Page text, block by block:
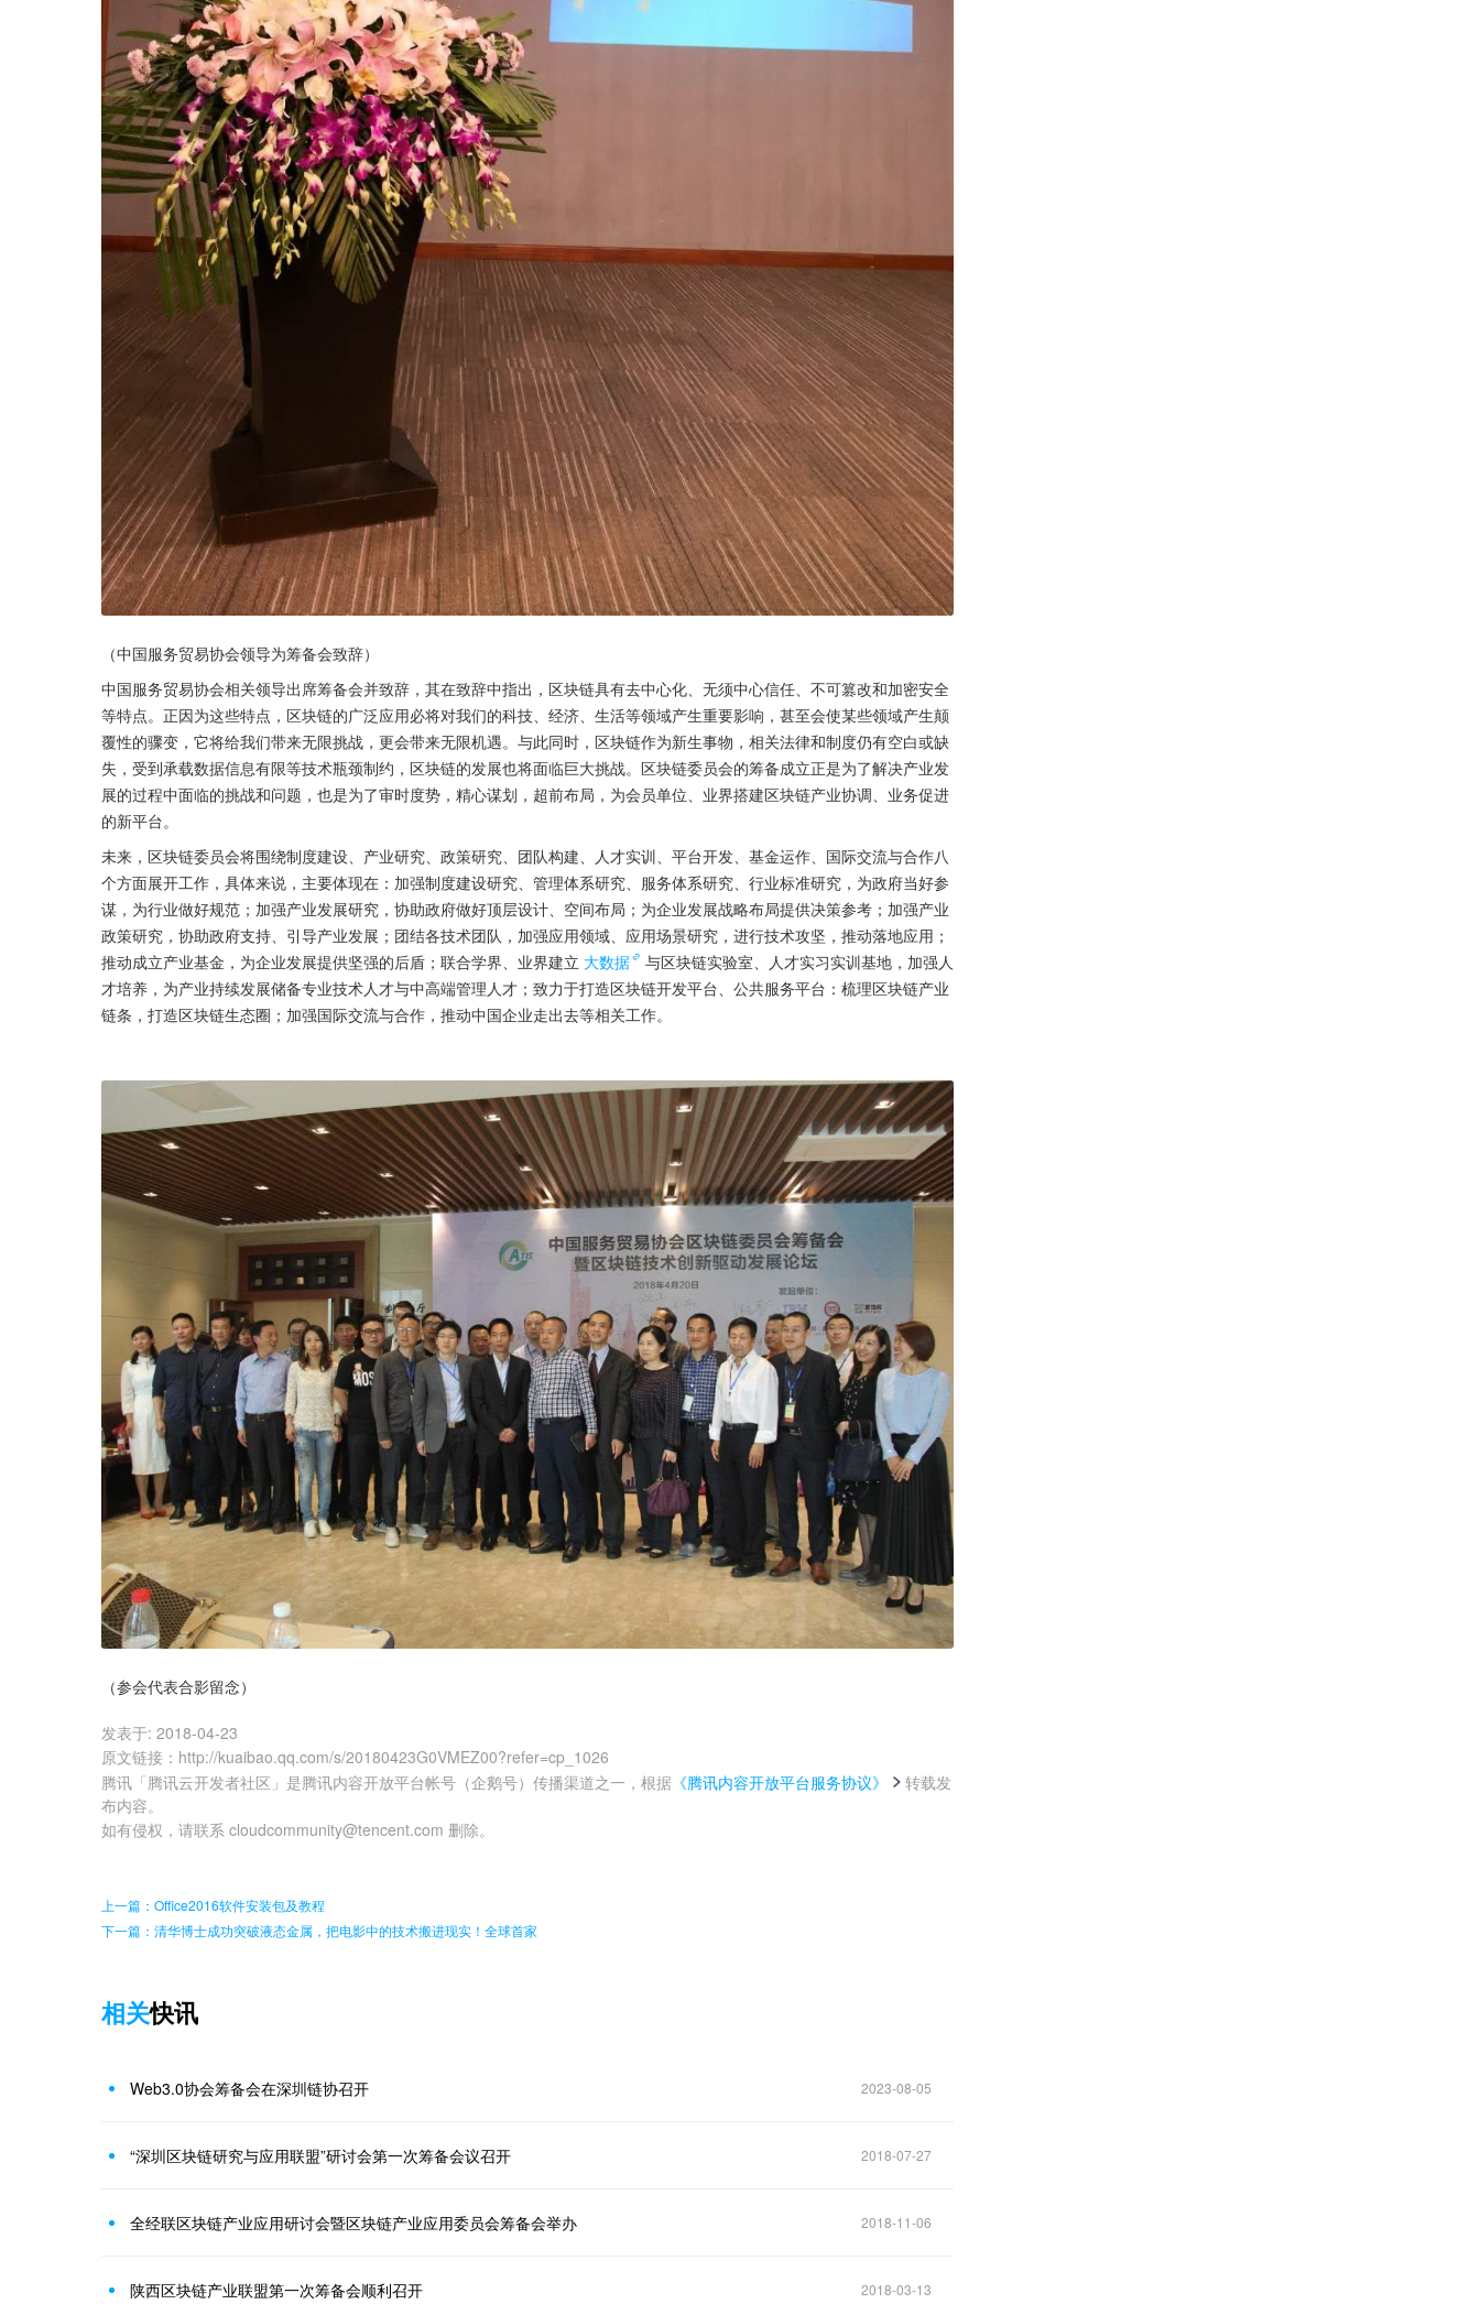
（中国服务贸易协会领导为筹备会致辞）
中国服务贸易协会相关领导出席筹备会并致辞，其在致辞中指出，区块链具有去中心化、无须中心信任、不可篡改和加密安全
等特点。正因为这些特点，区块链的广泛应用必将对我们的科技、经济、生活等领域产生重要影响，甚至会使某些领域产生颠
覆性的骤变，它将给我们带来无限挑战，更会带来无限机遇。与此同时，区块链作为新生事物，相关法律和制度仍有空白或缺
失，受到承载数据信息有限等技术瓶颈制约，区块链的发展也将面临巨大挑战。区块链委员会的筹备成立正是为了解决产业发
展的过程中面临的挑战和问题，也是为了审时度势，精心谋划，超前布局，为会员单位、业界搭建区块链产业协调、业务促进
的新平台。
未来，区块链委员会将围绕制度建设、产业研究、政策研究、团队构建、人才实训、平台开发、基金运作、国际交流与合作八
个方面展开工作，具体来说，主要体现在：加强制度建设研究、管理体系研究、服务体系研究、行业标准研究，为政府当好参
谋，为行业做好规范；加强产业发展研究，协助政府做好顶层设计、空间布局；为企业发展战略布局提供决策参考；加强产业
政策研究，协助政府支持、引导产业发展；团结各技术团队，加强应用领域、应用场景研究，进行技术攻坚，推动落地应用；
推动成立产业基金，为企业发展提供坚强的后盾；联合学界、业界建立 大数据
与区块链实验室、人才实习实训基地，加强人
才培养，为产业持续发展储备专业技术人才与中高端管理人才；致力于打造区块链开发平台、公共服务平台：梳理区块链产业
链条，打造区块链生态圈；加强国际交流与合作，推动中国企业走出去等相关工作。
（参会代表合影留念）
发表于: 2018-04-23
原文链接 ： http://kuaibao.qq.com/s/20180423G0VMEZ00?refer=cp_1026
腾讯「腾讯云开发者社区」是腾讯内容开放平台帐号（企鹅号）传播渠道之一，根据 《腾讯内容开放平台服务协议》
转载发
布内容。
如有侵权，请联系 cloudcommunity@tencent.com 删除。
上一篇：Office2016软件安装包及教程
下一篇：清华博士成功突破液态金属，把电影中的技术搬进现实！全球首家
相关快讯
Web3.0协会筹备会在深圳链协召开 2023-08-05
“深圳区块链研究与应用联盟”研讨会第一次筹备会议召开 2018-07-27
全经联区块链产业应用研讨会暨区块链产业应用委员会筹备会举办 2018-11-06
陕西区块链产业联盟第一次筹备会顺利召开 2018-03-13